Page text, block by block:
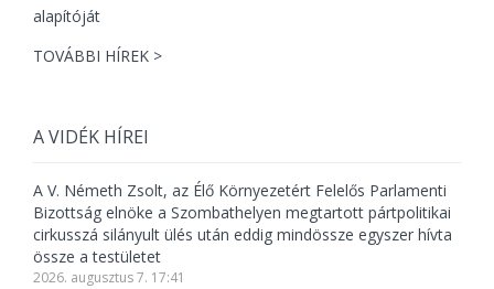
TOVÁBBI HÍREK >
A VIDÉK HÍREI
A V. Németh Zsolt, az Élő Környezetért Felelős Parlamenti
Bizottság elnöke a Szombathelyen megtartott pártpolitikai
cirkusszá silányult ülés után eddig mindössze egyszer hívta
össze a testületet
2026. augusztus 7. 17:41